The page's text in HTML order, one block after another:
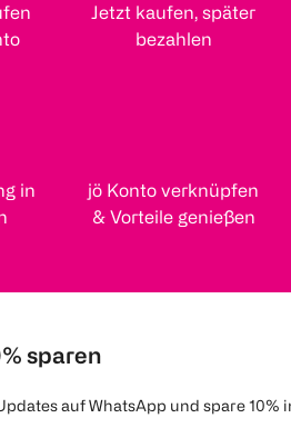
Jetzt kaufen, später
bezahlen
in
jö Konto verknüpfen
& Vorteile genießen
sparen
auf WhatsApp und spare 10%